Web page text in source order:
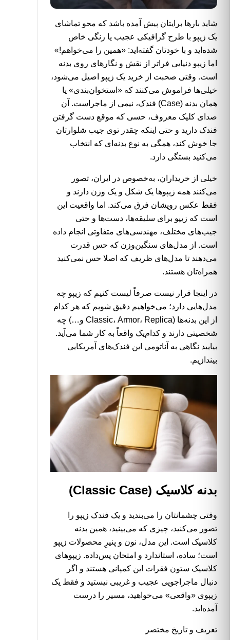
شاید بارها برایتان پیش آمده باشد که محو تماشای
یک زیپو با طرح گرافیکی عجیب یا رنگی خاص
شده‌اید و با خودتان گفته‌اید: «همین را می‌خواهم!»
اما زیپو دنیایی فراتر از نقش و نگارهای روی بدنه
است. وقتی صحبت از خرید یک زیپو اصیل می‌شود،
خیلی‌ها فراموش می‌کنند که «استخوان‌بندی» یا
همان بدنه (Case) فندک، نیمی از ماجراست. آن
صدای کلیک معروف، حسی که موقع دست گرفتن
فندک دارید و حتی اینکه چقدر توی جیب شلوارتان
جا خوش کند، همگی به نوع بدنه‌ای که انتخاب
می‌کنید بستگی دارد.
خیلی از خریداران، به‌خصوص در ایران، تصور
می‌کنند همه زیپوها یک شکل و یک وزن دارند و
فقط عکس رویشان فرق می‌کند. اما واقعیت این
است که زیپو برای سلیقه‌ها، دست‌ها و حتی
جیب‌های مختلف، مهندسی‌های متفاوتی انجام داده
است. از مدل‌های سنگین‌وزن که حس قدرت
می‌دهند تا مدل‌های ظریف که اصلا حس نمی‌کنید
همراه‌تان هستند.
در اینجا قرار نیست صرفاً لیست کنیم که زیپو چه
مدل‌هایی دارد؛ می‌خواهیم دقیق شویم که هر کدام
از این بدنه‌ها (Classic، Armor، Replica و…) چه
شخصیتی دارند و کدام‌یک واقعاً به کار شما می‌آید.
بیایید نگاهی به آناتومی این فندک‌های آمریکایی
بیندازیم.
بدنه کلاسیک (Classic Case)
وقتی چشمانتان را می‌بندید و یک فندک زیپو را
تصور می‌کنید، چیزی که می‌بینید، همین بدنه
کلاسیک است. این مدل، نون و پنیرِ محصولات زیپو
است؛ ساده، استاندارد و امتحان پس‌داده. زیپوهای
کلاسیک ستون فقرات این کمپانی هستند و اگر
دنبال ماجراجویی عجیب و غریبی نیستید و فقط یک
زیپوی «واقعی» می‌خواهید، مسیر را درست
آمده‌اید.
تعریف و تاریخ مختصر